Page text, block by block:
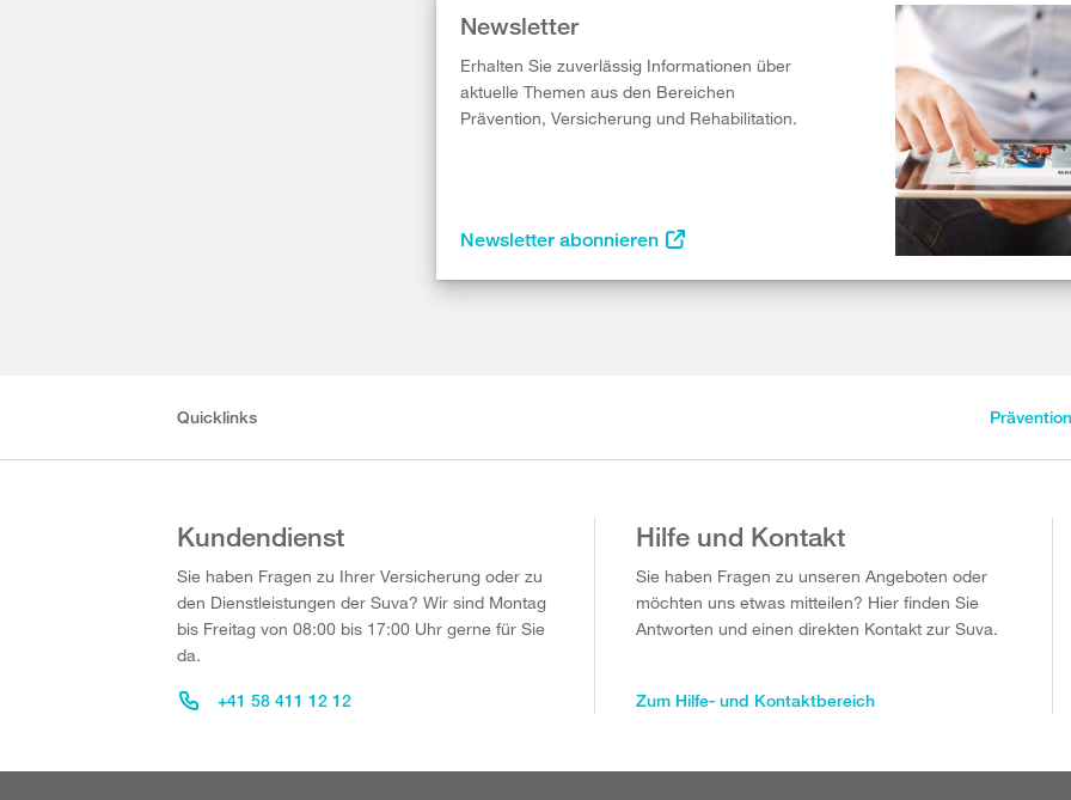
Newsletter
Erhalten Sie zuverlässig Informationen über
aktuelle Themen aus den Bereichen
Prävention, Versicherung und Rehabilitation.
Newsletter abonnieren
Quicklinks Prävention
Kundendienst
Sie haben Fragen zu Ihrer Versicherung oder zu
den Dienstleistungen der Suva? Wir sind Montag
bis Freitag von 08:00 bis 17:00 Uhr gerne für Sie
da.
+41 58 411 12 12
Hilfe und Kontakt
Sie haben Fragen zu unseren Angeboten oder
möchten uns etwas mitteilen? Hier finden Sie
Antworten und einen direkten Kontakt zur Suva.
Zum Hilfe- und Kontaktbereich